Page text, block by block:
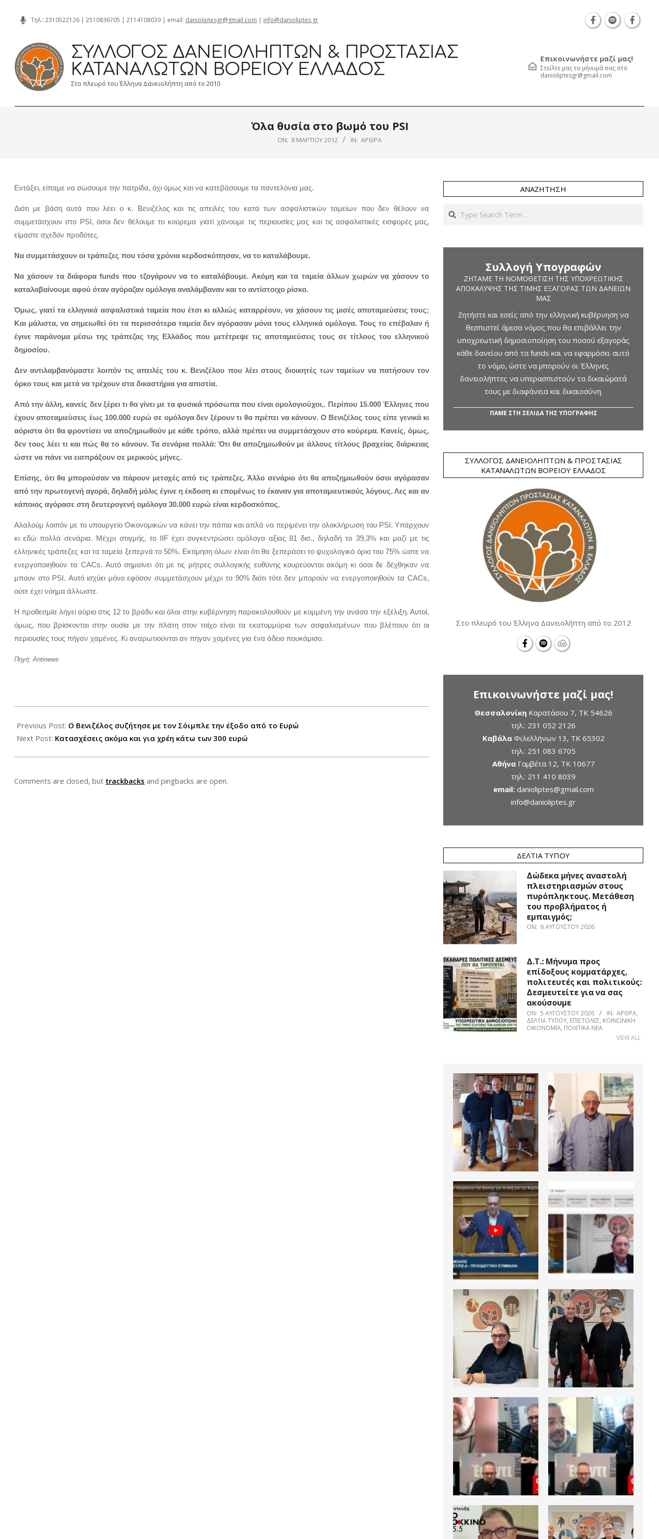
content
Τηλ.: 2310522126 | 2510836705 | 2114108039 | email: danioliptesgr@gmail.com | info@danioliptes.gr
ΣΎΛΛΟΓΟΣ ΔΑΝΕΙΟΛΗΠΤΏΝ & ΠΡΟΣΤΑΣΊΑΣ
ΚΑΤΑΝΑΛΩΤΏΝ ΒΟΡΕΊΟΥ ΕΛΛΆΔΟΣ
Στο πλευρό του Έλληνα Δανειολήπτη από το 2010
Επικοινωνήστε μαζί μας!
Στείλτε μας το μήνυμά σας στο
danioliptesgr@gmail.com
Όλα θυσία στο βωμό του PSI
ON: 8 ΜΑΡΤΊΟΥ 2012 IN: ΆΡΘΡΑ
Εντάξει, είπαμε να σώσουμε την πατρίδα, όχι όμως και να κατεβάσουμε τα παντελόνια μας.
Διότι με βάση αυτά που λέει ο κ. Βενιζέλος και τις απειλές του κατά των ασφαλιστικών ταμείων που δεν θέλουν να
συμμετάσχουν στο PSI, όσοι δεν θέλουμε το κούρεμα γιατί χάνουμε τις περιουσίες μας και τις ασφαλιστικές εισφορές μας,
είμαστε σχεδόν προδότες.
Να συμμετάσχουν οι τράπεζες που τόσα χρόνια κερδοσκόπησαν, να το καταλάβουμε.
Να χάσουν τα διάφορα funds που τζογάρουν να το καταλάβουμε. Ακόμη και τα ταμεία άλλων χωρών να χάσουν το
καταλαβαίνουμε αφού όταν αγόραζαν ομόλογα αναλάμβαναν και το αντίστοιχο ρίσκο.
Όμως, γιατί τα ελληνικά ασφαλιστικά ταμεία που έτσι κι αλλιώς καταρρέουν, να χάσουν τις μισές αποταμιεύσεις τους;
Και μάλιστα, να σημειωθεί ότι τα περισσότερα ταμεία δεν αγόρασαν μόνα τους ελληνικά ομόλογα. Τους το επέβαλαν ή
έγινε παράνομα μέσω της τράπεζας της Ελλάδος που μετέτρεψε τις αποταμιεύσεις τους σε τίτλους του ελληνικού
δημοσίου.
Δεν αντιλαμβανόμαστε λοιπόν τις απειλές του κ. Βενιζέλου που λέει στους διοικητές των ταμείων να πατήσουν τον
όρκο τους και μετά να τρέχουν στα δικαστήρια για απιστία.
Από την άλλη, κανείς δεν ξέρει τι θα γίνει με τα φυσικά πρόσωπα που είναι ομολογιούχοι,. Περίπου 15.000 Έλληνες που
έχουν αποταμιεύσεις έως 100.000 ευρώ σε ομόλογα δεν ξέρουν τι θα πρέπει να κάνουν. Ο Βενιζέλος τους είπε γενικά κι
αόριστα ότι θα φροντίσει να αποζημιωθούν με κάθε τρόπο, αλλά πρέπει να συμμετάσχουν στο κούρεμα. Κανείς, όμως,
δεν τους λέει τι και πώς θα το κάνουν. Τα σενάρια πολλά: Ότι θα αποζημιωθούν με άλλους τίτλους βραχείας διάρκειας
ώστε να πάνε να εισπράξουν σε μερικούς μήνες.
Επίσης, ότι θα μπορούσαν να πάρουν μετοχές από τις τράπεζες. Άλλο σενάριο ότι θα αποζημιωθούν όσοι αγόρασαν
από την πρωτογενή αγορά, δηλαδή μόλις έγινε η έκδοση κι επομένως το έκαναν για αποταμιευτικούς λόγους. Λες και αν
κάποιος αγόρασε στη δευτερογενή ομόλογα 30.000 ευρώ είναι κερδοσκόπος.
Αλαλούμ λοιπόν με το υπουργείο Οικονομικών να κάνει την πάπια και απλά να περιμένει την ολοκλήρωση του PSI. Υπάρχουν
κι εδώ πολλά σενάρια. Μέχρι στιγμής, το IIF έχει συγκεντρώσει ομόλογα αξίας 81 δισ., δηλαδή το 39,3% και μαζί με τις
ελληνικές τράπεζες και τα ταμεία ξεπερνά το 50%. Εκτίμηση όλων είναι ότι θα ξεπεράσει το ψυχολογικό όριο του 75% ώστε να
ενεργοποιηθούν τα CACs. Αυτό σημαίνει ότι με τις ρήτρες συλλογικής ευθύνης κουρεύονται ακόμη κι όσοι δε δέχθηκαν να
μπουν στο PSI. Αυτό ισχύει μόνο εφόσον συμμετάσχουν μέχρι το 90% διότι τότε δεν μπορούν να ενεργοποιηθούν τα CACs,
ούτε έχει νόημα άλλωστε.
Η προθεσμία λήγει αύριο στις 12 το βράδυ και όλοι στην κυβέρνηση παρακολουθούν με κομμένη την ανάσα την εξέλιξη. Αυτοί,
όμως, που βρίσκονται στην ουσία με την πλάτη στον τοίχο είναι τα εκατομμύρια των ασφαλισμένων που βλέπουν ότι οι
περιουσίες τους πήγαν χαμένες. Κι αναρωτιούνται αν πήγαν χαμένες για ένα άδειο πουκάμισο.
Πηγή:Antinews
03-
08
Previous Post: Ο Βενιζέλος συζήτησε με τον Σόιμπλε την έξοδο από το Ευρώ
Next Post: Κατασχέσεις ακόμα και για χρέη κάτω των 300 ευρώ
Comments are closed, but trackbacks and pingbacks are open.
ΑΝΑΖΉΤΗΣΗ
Search
Συλλογή Υπογραφών
ΖΗΤΆΜΕ ΤΗ ΝΟΜΟΘΈΤΙΣΗ ΤΗΣ ΥΠΟΧΡΕΩΤΙΚΉΣ
ΑΠΟΚΆΛΥΨΗΣ ΤΗΣ ΤΙΜΉΣ ΕΞΑΓΟΡΆΣ ΤΩΝ ΔΑΝΕΊΩΝ
ΜΑΣ
Ζητήστε και εσείς από την ελληνική κυβέρνηση να
θεσπιστεί άμεσα νόμος που θα επιβάλλει την
υποχρεωτική δημοσιοποίηση του ποσού εξαγοράς
κάθε δανείου από τα funds και να εφαρμόσει αυτό
το νόμο, ώστε να μπορούν οι Έλληνες
δανειολήπτες να υπερασπιστούν τα δικαιώματά
τους με διαφάνεια και δικαιοσύνη.
ΠΑΜΕ ΣΤΗ ΣΕΛΙΔΑ ΤΗΣ ΥΠΟΓΡΑΦΗΣ
ΣΎΛΛΟΓΟΣ ΔΑΝΕΙΟΛΗΠΤΏΝ & ΠΡΟΣΤΑΣΊΑΣ
ΚΑΤΑΝΑΛΩΤΏΝ ΒΟΡΕΊΟΥ ΕΛΛΆΔΟΣ
Στο πλευρό του Έλληνα Δανειολήπτη από το 2012
Επικοινωνήστε μαζί μας!
ΘεσσαλονίκηΚαρατάσου 7, TK 54626
τηλ.: 231 052 2126
ΚαβάλαΦιλελλήνων 13, ΤΚ 65302
τηλ.: 251 083 6705
ΑθήναΓαμβέτα 12, ΤΚ 10677
τηλ.: 211 410 8039
email: danioliptes@gmail.com
info@danioliptes.gr
ΔΕΛΤΊΑ ΤΎΠΟΥ
Δώδεκα μήνες αναστολή
πλειστηριασμών στους
πυρόπληκτους. Μετάθεση
του προβλήματος ή
εμπαιγμός;
ON: 6 ΑΥΓΟΎΣΤΟΥ 2026
Δ.Τ.: Μήνυμα προς
επίδοξους κομματάρχες,
πολιτευτές και πολιτικούς:
Δεσμευτείτε για να σας
ακούσουμε
ON: 5 ΑΥΓΟΎΣΤΟΥ 2026 IN: ΆΡΘΡΑ,
ΔΕΛΤΊΑ ΤΎΠΟΥ, ΕΠΙΣΤΟΛΈΣ, ΚΟΙΝΩΝΙΚΉ
ΟΙΚΟΝΟΜΊΑ, ΠΟΛΙΤΙΚΆ ΝΈΑ
VIEW ALL